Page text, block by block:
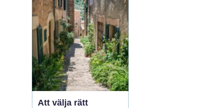
Grövelsjön erbjuder en
spektakul&...
Att välja rätt